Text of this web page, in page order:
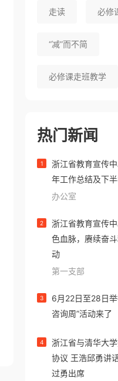
走读 必修
“减”而不简
必修课走班教学
热门新闻
1
浙江省教育宣传
年工作总结及下
办公室
2
浙江省教育宣传
色血脉，赓续奋
动
第一支部
3
6月22日至28日
咨询周”活动来了
4
浙江省与清华大
协议 王浩邱勇讲
过勇出席